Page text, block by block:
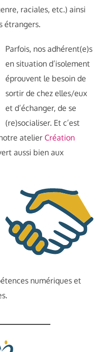
raciales, etc.) ainsi
étrangers.
Parfois, nos adhérent(e)s
en situation d’isolement
éprouvent le besoin de
sortir de chez elles/eux
et d’échanger, de se
(re)socialiser. Et c’est
atelier Création
aussi bien aux
numériques et